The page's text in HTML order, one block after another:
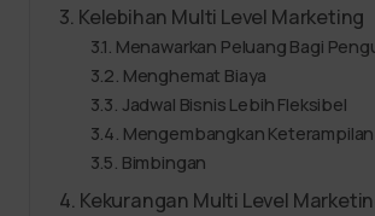
Kelebihan Multi Level Marketing
Menawarkan Peluang Bagi
Menghemat Biaya
Jadwal Bisnis Lebih Fleksibel
Mengembangkan
Bimbingan
Kekurangan Multi Level